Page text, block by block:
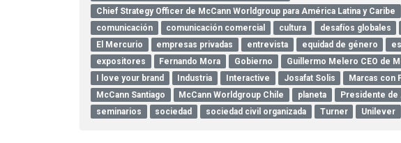
Chief Strategy Officer de McCann Worldgroup para América Latina y Caribe
comunicación
comunicación comercial cultura desafíos globales
El Mercurio
empresas privadas entrevista equidad de género
expositores
Fernando Mora Gobierno
Guillermo Melero CEO de
I love your brand
Industria Interactive Josafat Solis Marcas con
McCann Santiago
McCann Worldgroup Chile planeta Presidente de
seminarios
sociedad sociedad civil organizada Turner Unilever